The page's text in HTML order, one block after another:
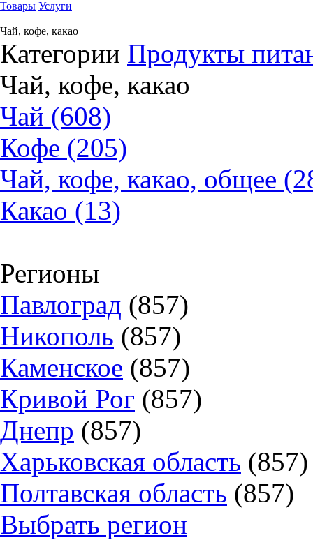
Товары Услуги
Чай, кофе, какао
Категории Продукты
Чай, кофе, какао
Чай (608)
Кофе (205)
Чай, кофе, какао, общее
Какао (13)
Регионы
Павлоград (857)
Никополь (857)
Каменское (857)
Кривой Рог (857)
Днепр (857)
Харьковская область (857)
Полтавская область (857)
Выбрать регион